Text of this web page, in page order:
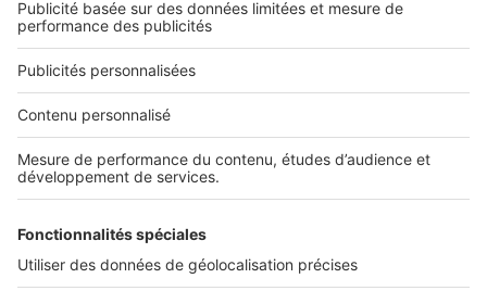
2 rue des Italiens 75009 Paris
01 53 38 80 00
Nos solutions pro
Actualités pro